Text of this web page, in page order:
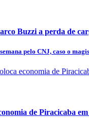
Buzzi a perda de
pelo CNJ, caso o
de Piracicaba